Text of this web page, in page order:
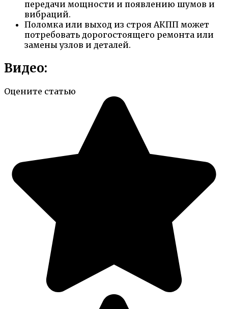
передачи мощности и появлению шумов и
вибраций.
Поломка или выход из строя АКПП может
потребовать дорогостоящего ремонта или
замены узлов и деталей.
Видео:
Оцените статью